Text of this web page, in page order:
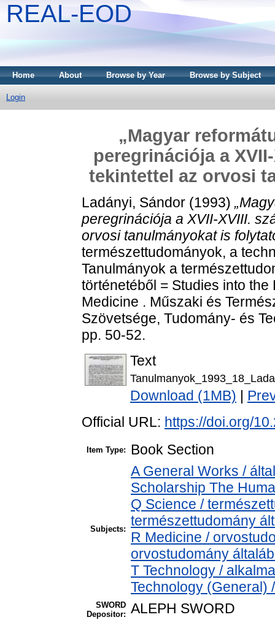
REAL-EOD
Home About Browse by Year Browse by Subject
Login
„Magyar
peregrinációja a
tekintettel az orvosi
Ladányi, Sándor (1993)
peregrinációja a XVII-XVIII.
orvosi tanulmányokat is
természettudományok, a
Tanulmányok a
történetéből = Studies into
Medicine . Műszaki és
Szövetsége, Tudomány- és
pp. 50-52.
Text
Download (1MB)
Official URL: https://doi.org/
Item Type: Book Section
Subjects:
A General Works /
Scholarship The
Q Science /
természettudomány
R Medicine /
orvostudomány
T Technology /
Technology (General)
SWORD
Depositor: ALEPH SWORD